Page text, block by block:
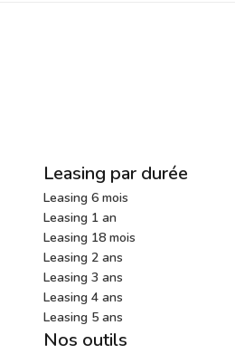
Leasing par durée
Leasing 6 mois
Leasing 1 an
Leasing 18 mois
Leasing 2 ans
Leasing 3 ans
Leasing 4 ans
Leasing 5 ans
Nos outils